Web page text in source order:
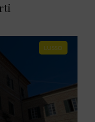
LUSSO